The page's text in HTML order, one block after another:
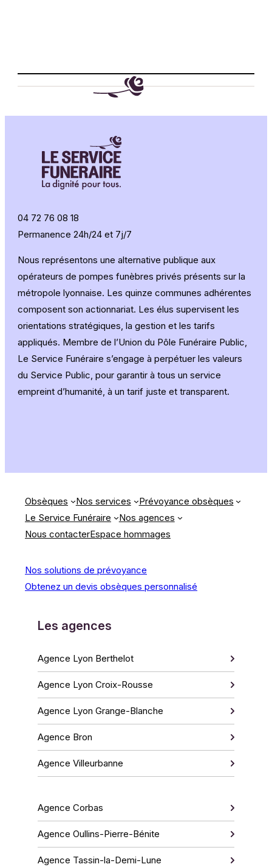
merci
04 72 76 08 18
Permanence 24h/24 et 7j/7
Nous représentons une alternative publique aux
opérateurs de pompes funèbres privés présents sur la
métropole lyonnaise. Les quinze communes adhérentes
composent son actionnariat. Les élus supervisent les
orientations stratégiques, la gestion et les tarifs
appliqués. Membre de l’Union du Pôle Funéraire Public,
Le Service Funéraire s’engage à perpétuer les valeurs
du Service Public, pour garantir à tous un service
empreint d’humanité, à un tarif juste et transparent.
Obsèques Nos services
Prévoyance obsèques
Le Service Funéraire
Nos agences
Nous contacterEspace hommages
Nos solutions de prévoyance
Obtenez un devis obsèques personnalisé
Les agences
Agence Lyon Berthelot
Agence Lyon Croix-Rousse
Agence Lyon Grange-Blanche
Agence Bron
Agence Villeurbanne
Agence Corbas
Agence Oullins-Pierre-Bénite
Agence Tassin-la-Demi-Lune